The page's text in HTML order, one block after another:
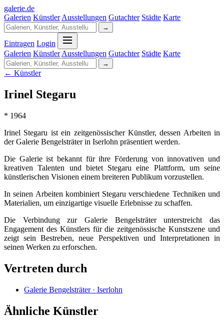
galerie.de
Galerien Künstler Ausstellungen Gutachter Städte Karte
→
Eintragen Login
Galerien Künstler Ausstellungen Gutachter Städte Karte
→
← Künstler
Irinel Stegaru
* 1964
Irinel Stegaru ist ein zeitgenössischer Künstler, dessen Arbeiten in
der Galerie Bengelsträter in Iserlohn präsentiert werden.
Die Galerie ist bekannt für ihre Förderung von innovativen und
kreativen Talenten und bietet Stegaru eine Plattform, um seine
künstlerischen Visionen einem breiteren Publikum vorzustellen.
In seinen Arbeiten kombiniert Stegaru verschiedene Techniken und
Materialien, um einzigartige visuelle Erlebnisse zu schaffen.
Die Verbindung zur Galerie Bengelsträter unterstreicht das
Engagement des Künstlers für die zeitgenössische Kunstszene und
zeigt sein Bestreben, neue Perspektiven und Interpretationen in
seinen Werken zu erforschen.
Vertreten durch
Galerie Bengelsträter · Iserlohn
Ähnliche Künstler